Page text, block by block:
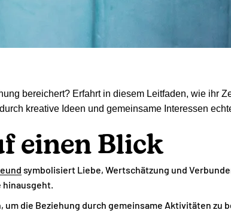
bereichert? Erfahrt in diesem Leitfaden, wie ihr
kreative Ideen und gemeinsame Interessen
einen Blick
symbolisiert Liebe, Wertschätzung und
die Beziehung durch gemeinsame Aktivitäten zu